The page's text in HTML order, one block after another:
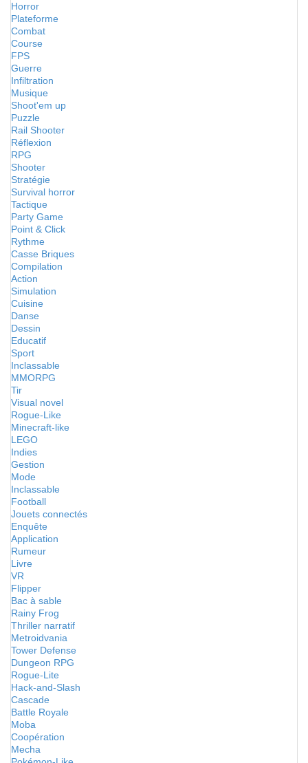
Horror
Plateforme
Combat
Course
FPS
Guerre
Infiltration
Musique
Shoot'em up
Puzzle
Rail Shooter
Réflexion
RPG
Shooter
Stratégie
Survival horror
Tactique
Party Game
Point & Click
Rythme
Casse Briques
Compilation
Action
Simulation
Cuisine
Danse
Dessin
Educatif
Sport
Inclassable
MMORPG
Tir
Visual novel
Rogue-Like
Minecraft-like
LEGO
Indies
Gestion
Mode
Inclassable
Football
Jouets connectés
Enquête
Application
Rumeur
Livre
VR
Flipper
Bac à sable
Rainy Frog
Thriller narratif
Metroidvania
Tower Defense
Dungeon RPG
Rogue-Lite
Hack-and-Slash
Cascade
Battle Royale
Moba
Coopération
Mecha